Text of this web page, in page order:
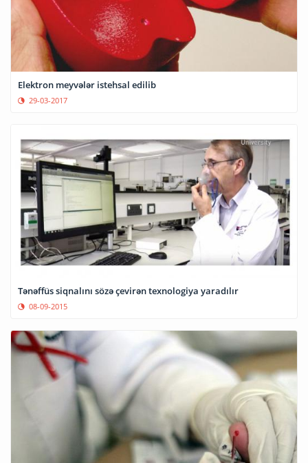
Elektron meyvələr istehsal edilib
29-03-2017
Tənəffüs siqnalını sözə çevirən texnologiya yaradılır
08-09-2015